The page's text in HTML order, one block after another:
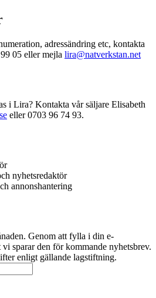
adressändring etc, kontakta
05 eller mejla lira@natverkstan.net
i Lira? Kontakta vår säljare Elisabeth
eller 0703 96 74 93.
nyhetsredaktör
annonshantering
Genom att fylla i din e-
vi sparar den för kommande nyhetsbrev.
enligt gällande lagstiftning.